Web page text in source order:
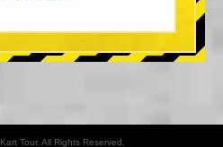
Tour. All Rights Reserved.